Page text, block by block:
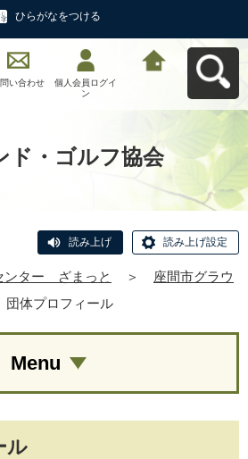
ひらがなをつける
い合わせ
個人会員ログイ
ン
ド・ゴルフ協会
読み上げ 読み上げ設定
ンター ざまっと ＞
座間市グラウ
団体プロフィール
ル
Menu